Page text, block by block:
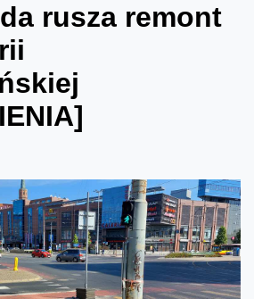
rusza remont